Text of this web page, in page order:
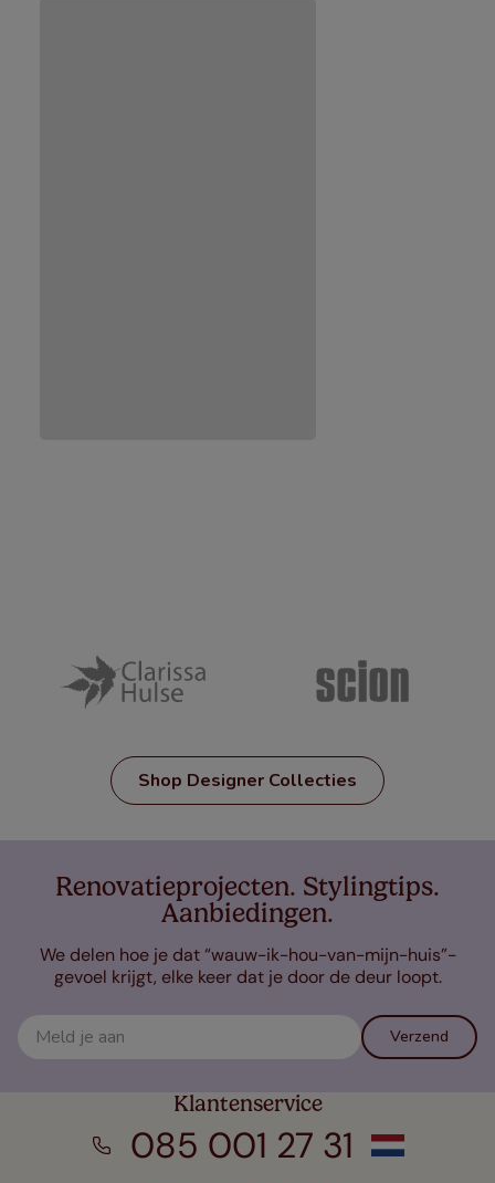
Shop Designer Collecties
Renovatieprojecten. Stylingtips.
Aanbiedingen.
We delen hoe je dat “wauw-ik-hou-van-mijn-huis”-
gevoel krijgt, elke keer dat je door de deur loopt.
Verzend
Klantenservice
085 001 27 31